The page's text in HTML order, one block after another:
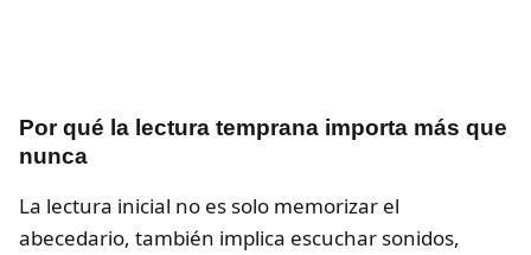
Por qué la lectura temprana importa más que
nunca
La lectura inicial no es solo memorizar el
abecedario, también implica escuchar sonidos,